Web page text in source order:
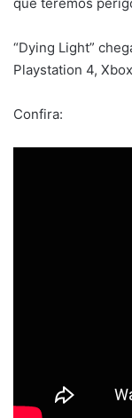
que teremos
“Dying Light”
Playstation 4,
Confira: